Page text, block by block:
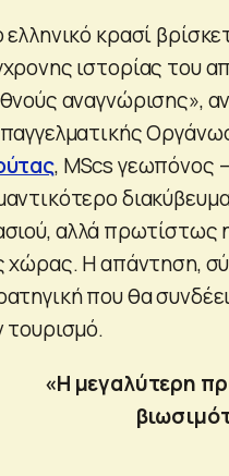
ελληνικό κρασί
ιστορίας του
αναγνώρισης»,
, MScs γεωπόνος
αλλά πρωτίστως
χώρας. Η απάντηση,
που θα
τουρισμό.
«Η μεγαλύτερη